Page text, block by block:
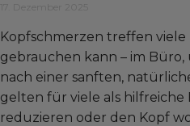
Kopfschmerzen treffen viele
gebrauchen kann – im
nach einer sanften,
gelten für viele als hilfreiche
reduzieren oder den Kopf